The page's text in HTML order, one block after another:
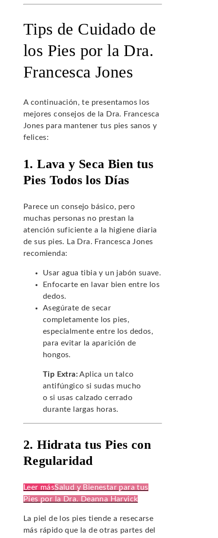
Tips de Cuidado de
los Pies por la Dra.
Francesca Jones
A continuación, te presentamos los
mejores consejos de la Dra. Francesca
Jones para mantener tus pies sanos y
felices:
1. Lava y Seca Bien tus
Pies Todos los Días
Parece un consejo básico, pero
muchas personas no prestan la
atención suficiente a la higiene diaria
de sus pies. La Dra. Francesca Jones
recomienda:
Usar agua tibia y un jabón suave.
Enfocarte en lavar bien entre los
dedos.
Asegúrate de secar
completamente los pies,
especialmente entre los dedos,
para evitar la aparición de
hongos.
Tip Extra:Aplica un talco
antifúngico si sudas mucho
o si usas calzado cerrado
durante largas horas.
2. Hidrata tus Pies con
Regularidad
Leer másSalud y Bienestar para tus
Pies por la Dra. Deanna Harvick
La piel de los pies tiende a resecarse
más rápido que la de otras partes del